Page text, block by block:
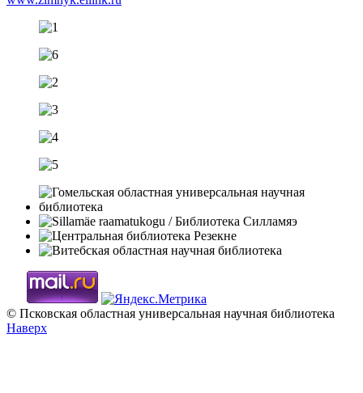
© Псковская областная универсальная научная библиотека
Наверх